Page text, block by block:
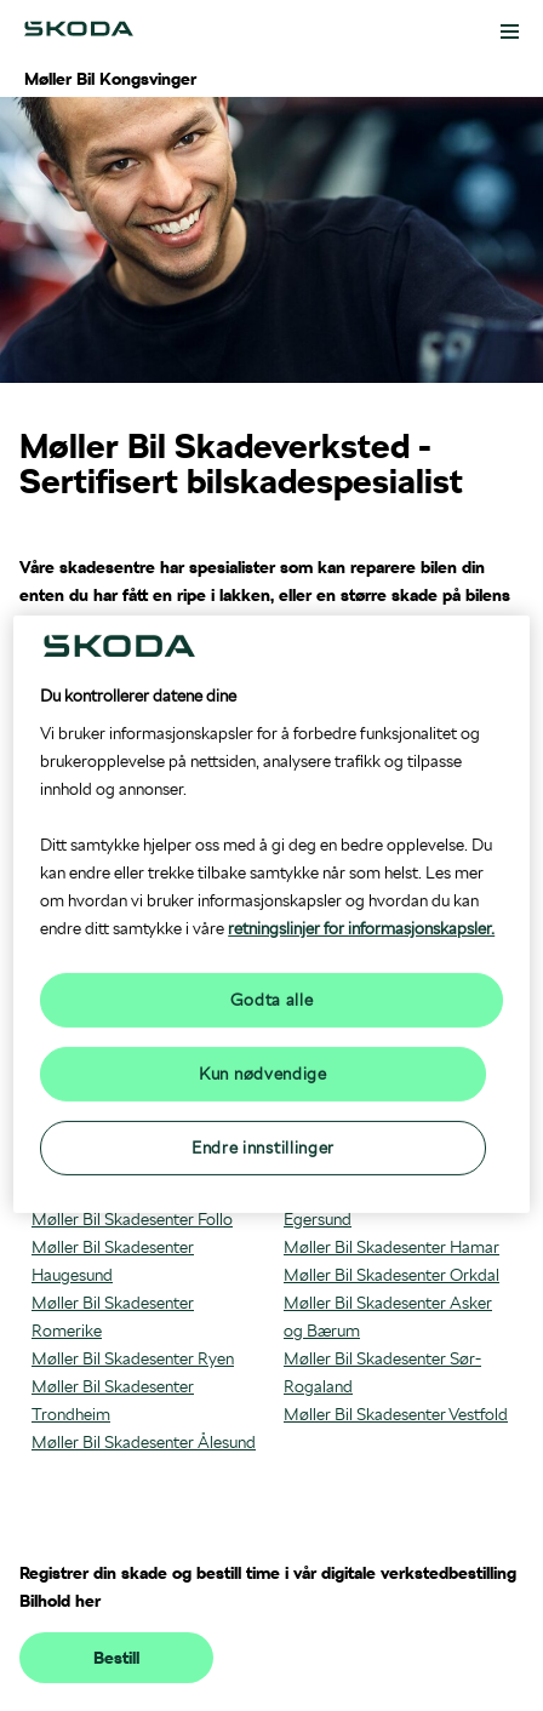
Møller Bil Kongsvinger
Kampanjer
Biler
Modeller
Bruktbil
Lagerbiler
Prislister og brosjyrer
Finansiering
Garanti
Tilbehør
Service og verksted
Digital verkstedbestilling
Originalservice 5+
Dekk- og hjulskift
EU-kontroll
Mobilitetsgaranti
Nøkkelautomat
Kontakt
Om oss
Møller Bil Skadeverksted -
Sertifisert bilskadespesialist
Våre skadesentre har spesialister som kan reparere bilen din
enten du har fått en ripe i lakken, eller en større skade på bilens
du bilen til et av våre skadeverksted, kan du føle deg trygg på at du
bevarer bilens driftssikkerhet og annenhåndsverdi. Våre skadesentre
garanterer at bilen din blir like trygg som før uhellet
Felles kundesenter
For å gjøre det enkelt for deg som kunde har nå alle Møller Bil
forhandlere i Norge fått et felles kundesenter på bilskade. Uansett hvor
vil rute deg til ditt nærmeste skadeverksted og kan se ledig
kapasitet. Du kan også kontakte oss pere-post
skadereparasjon.
Våre verksteder
Møller Bil Skadesenter Follo
Møller Bil Skadesenter
Haugesund
Møller Bil Skadesenter
Romerike
Møller Bil Skadesenter Ryen
Møller Bil Skadesenter
Trondheim
Møller Bil Skadesenter Ålesund
Egersund
Møller Bil Skadesenter Hamar
Møller Bil Skadesenter Orkdal
Møller Bil Skadesenter Asker
og Bærum
Møller Bil Skadesenter Sør-
Rogaland
Møller Bil Skadesenter Vestfold
Registrer din skade og bestill time i vår digitale verkstedbestilling
Bilhold her
Bestill
Du kontrollerer datene dine
Vi bruker informasjonskapsler for å forbedre funksjonalitet og
brukeropplevelse på nettsiden, analysere trafikk og tilpasse
innhold og annonser.
Ditt samtykke hjelper oss med å gi deg en bedre opplevelse. Du
kan endre eller trekke tilbake samtykke når som helst. Les mer
om hvordan vi bruker informasjonskapsler og hvordan du kan
endre ditt samtykke i våre retningslinjer for informasjonskapsler.
Endre innstillinger
Kun nødvendige
Godta alle